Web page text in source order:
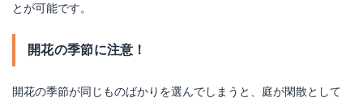
とが可能です。
開花の季節に注意！
開花の季節が同じものばかりを選んでしまうと、庭が閑散として